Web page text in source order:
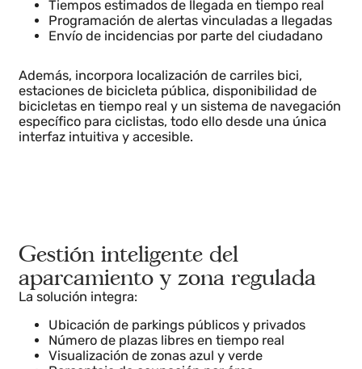
Ubicación de paradas de autobús urbano
Trazado de líneas
Tiempos estimados de llegada en tiempo real
Envío de incidencias por parte del ciudadano
Además, incorpora localización de carriles bici,
estaciones de bicicleta pública, disponibilidad de
bicicletas en tiempo real y un sistema de navegación
Gestión inteligente del
aparcamiento y zona regulada
La solución integra: